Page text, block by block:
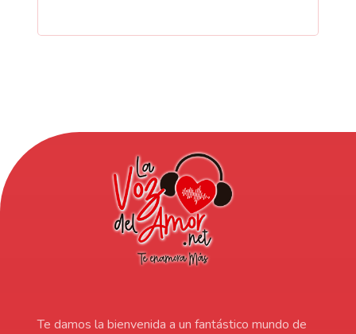
Te damos la bienvenida a un fantástico mundo de